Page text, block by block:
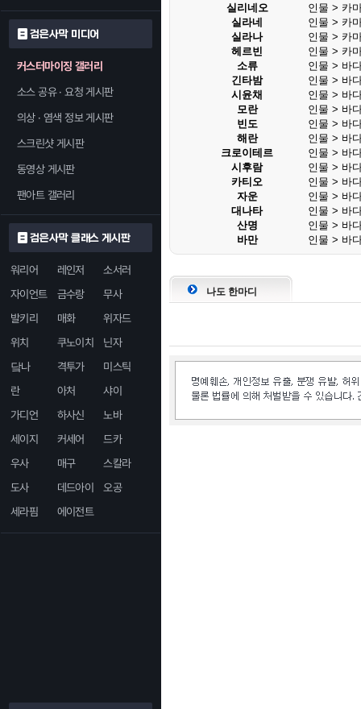
검은사막 미디어
커스터마이징 갤러리
소스 공유 · 요청 게시판
의상 · 염색 정보 게시판
스크린샷 게시판
동영상 게시판
팬아트 갤러리
검은사막 클래스 게시판
워리어 레인저
소서러
자이언트
금수랑
무사
발키리
매화
위자드
위치
쿠노이치
닌자
닼나
격투가
미스틱
란
아처
샤이
가디언
하사신
노바
세이지
커세어
드카
우사
매구
스칼라
도사
데드아이
오공
세라핌
에이전트
실리네오
인물 > 카
실라네
인물 > 카
실라나
인물 > 카
헤르빈
인물 > 카
소류
인물 > 바
긴타밤
인물 > 바
시윤채
인물 > 바
모란
인물 > 바
빈도
인물 > 바
해란
인물 > 바
크로이테르
인물 > 바
시후람
인물 > 바
카티오
인물 > 바
자운
인물 > 바
대나타
인물 > 바
산명
인물 > 바
바만
인물 > 바
나도 한마디